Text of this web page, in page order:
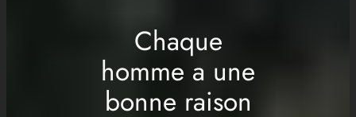
Chaque
homme a une
bonne raison